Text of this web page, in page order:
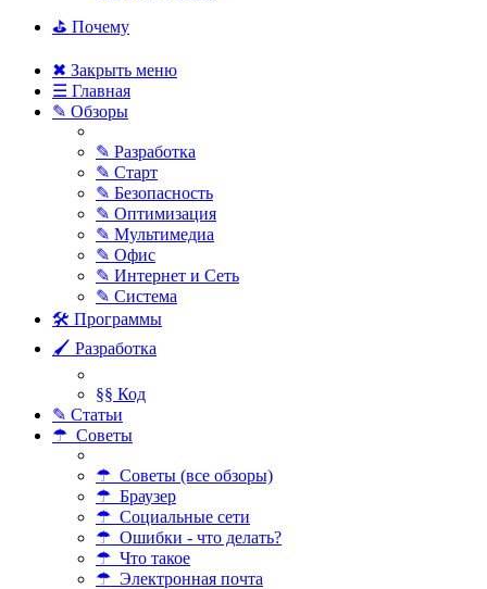
⛳ Почему
✖ Закрыть меню
☰ Главная
✎ Обзоры
✎ Разработка
✎ Старт
✎ Безопасность
✎ Оптимизация
✎ Мультимедиа
✎ Офис
✎ Интернет и Сеть
✎ Система
🛠 Программы
🖌 Разработка
§§ Код
✎ Статьи
☂ Советы
☂ Советы (все обзоры)
☂ Браузер
☂ Социальные сети
☂ Ошибки - что делать?
☂ Что такое
☂ Электронная почта